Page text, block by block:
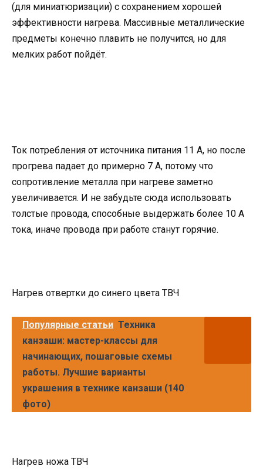
(для миниатюризации) с сохранением хорошей
эффективности нагрева. Массивные металлические
предметы конечно плавить не получится, но для
мелких работ пойдёт.
Ток потребления от источника питания 11 А, но после
прогрева падает до примерно 7 A, потому что
сопротивление металла при нагреве заметно
увеличивается. И не забудьте сюда использовать
толстые провода, способные выдержать более 10 А
тока, иначе провода при работе станут горячие.
Нагрев отвертки до синего цвета ТВЧ
Популярные статьи Техника
канзаши: мастер-классы для
начинающих, пошаговые схемы
работы. Лучшие варианты
украшения в технике канзаши (140
фото)
Нагрев ножа ТВЧ